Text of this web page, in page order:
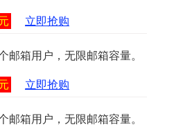
立即抢购
邮箱用户，无限邮箱容量。
立即抢购
邮箱用户，无限邮箱容量。